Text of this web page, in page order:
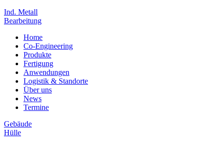
Ind. Metall
Bearbeitung
Home
Co-Engineering
Produkte
Fertigung
Anwendungen
Logistik & Standorte
Über uns
News
Termine
Gebäude
Hülle